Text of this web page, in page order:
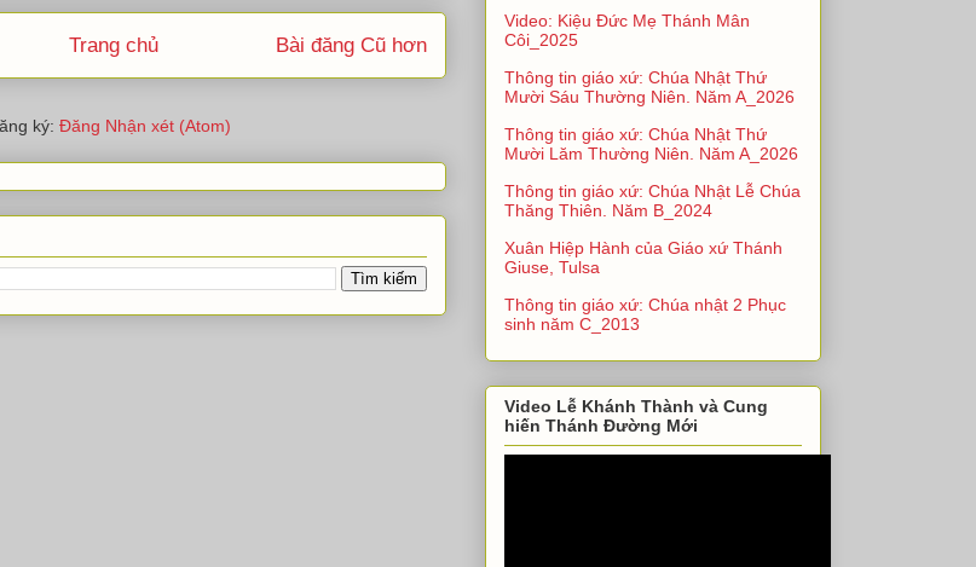
Bài đăng Cũ hơn
Trang chủ
ký: Đăng Nhận xét (Atom)
Video: Kiệu Đức Mẹ Thánh Mân
Côi_2025
Thông tin giáo xứ: Chúa Nhật Thứ
Mười Sáu Thường Niên. Năm A_2026
Thông tin giáo xứ: Chúa Nhật Thứ
Mười Lăm Thường Niên. Năm A_2026
Thông tin giáo xứ: Chúa Nhật Lễ Chúa
Thăng Thiên. Năm B_2024
Xuân Hiệp Hành của Giáo xứ Thánh
Giuse, Tulsa
Thông tin giáo xứ: Chúa nhật 2 Phục
sinh năm C_2013
Video Lễ Khánh Thành và Cung
hiến Thánh Đường Mới